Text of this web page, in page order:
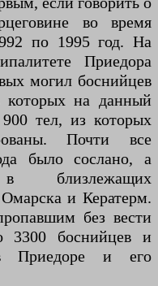
во время
по 1995 год. На
Приедора
могил боснийцев
которых на данный
тел, из которых
Почти все
было сослано, а
близлежащих
и Кератерм.
без вести
3300 боснийцев и
Приедоре и его